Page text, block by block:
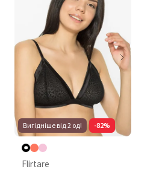
Вигідніше від 2 од! -82%
Flirtare